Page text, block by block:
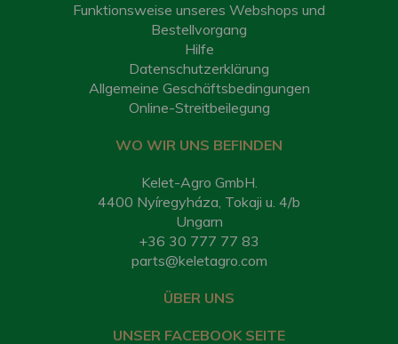
Funktionsweise unseres Webshops und
Bestellvorgang
Hilfe
Datenschutzerklärung
Allgemeine Geschäftsbedingungen
Online-Streitbeilegung
WO WIR UNS BEFINDEN
Kelet-Agro GmbH.
4400 Nyíregyháza, Tokaji u. 4/b
Ungarn
+36 30 777 77 83
parts@keletagro.com
ÜBER UNS
UNSER FACEBOOK SEITE